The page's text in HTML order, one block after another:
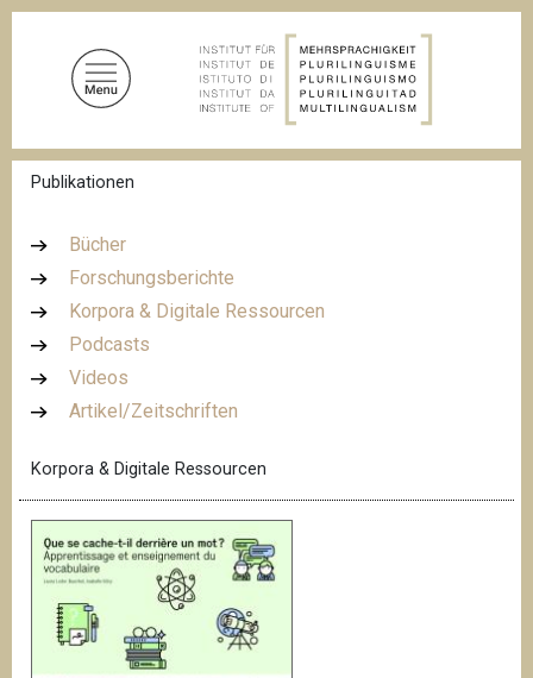
D
P
f
Publikationen
Bücher
Forschungsberichte
Korpora & Digitale Ressourcen
Podcasts
Videos
Artikel/Zeitschriften
Korpora & Digitale Ressourcen